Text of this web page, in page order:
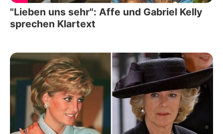
"Lieben uns sehr": Affe und Gabriel Kelly
sprechen Klartext